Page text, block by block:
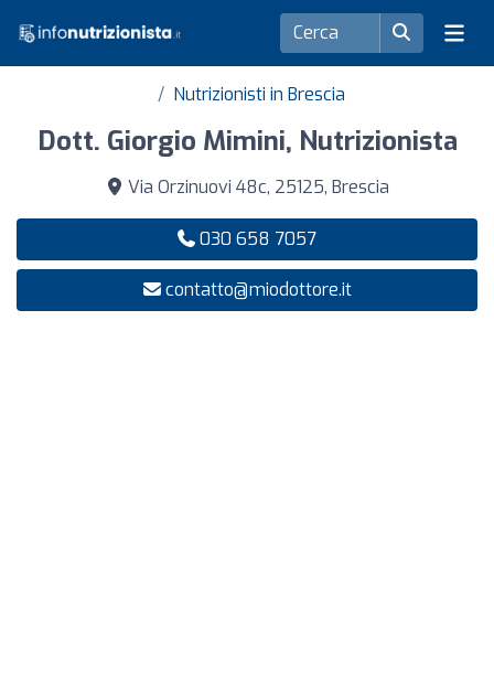
Nutrizionisti in Brescia
Dott. Giorgio Mimini, Nutrizionista
Via Orzinuovi 48c, 25125, Brescia
030 658 7057
contatto@miodottore.it